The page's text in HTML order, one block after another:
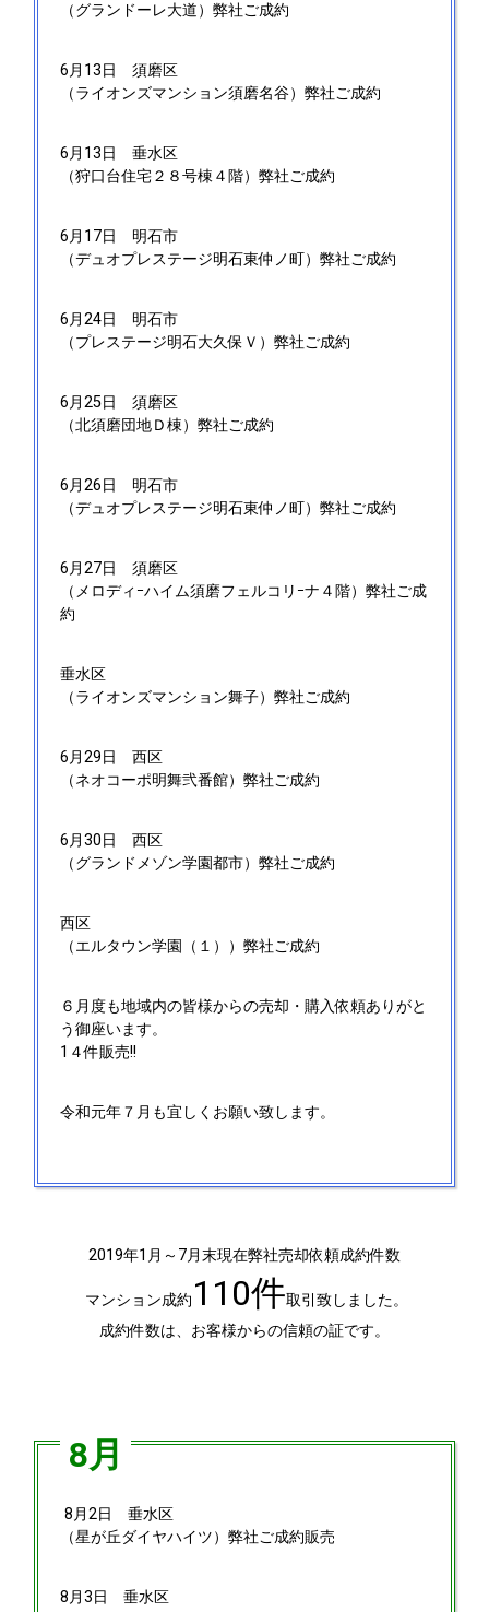
（グランドーレ大道）弊社ご成約
6月13日 須磨区
（ライオンズマンション須磨名谷）弊社ご成約
6月13日 垂水区
（狩口台住宅２８号棟４階）弊社ご成約
6月17日 明石市
（デュオプレステージ明石東仲ノ町）弊社ご成約
6月24日 明石市
（プレステージ明石大久保Ｖ）弊社ご成約
6月25日 須磨区
（北須磨団地Ｄ棟）弊社ご成約
6月26日 明石市
（デュオプレステージ明石東仲ノ町）弊社ご成約
6月27日 須磨区
（メロディｰハイム須磨フェルコリｰナ４階）弊社ご成
約
垂水区
（ライオンズマンション舞子）弊社ご成約
6月29日 西区
（ネオコーポ明舞弐番館）弊社ご成約
6月30日 西区
（グランドメゾン学園都市）弊社ご成約
西区
（エルタウン学園（１））弊社ご成約
６月度も地域内の皆様からの売却・購入依頼ありがと
う御座います。
1４件販売!!
令和元年７月も宜しくお願い致します。
2019年1月～7月末現在弊社売却依頼成約件数
マンション成約 110件取引致しました。
成約件数は、お客様からの信頼の証です。
8月
8月2日 垂水区
（星が丘ダイヤハイツ）弊社ご成約販売
8月3日 垂水区